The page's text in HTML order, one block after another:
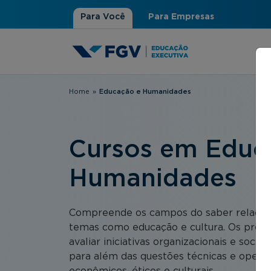
Para Você Para Empresas
Você está aqui
Home » Educação e Humanidades
Cursos em
Humanidades
Compreende os campos do saber
temas como educação e cultura. Os
avaliar iniciativas organizacionais e
para além das questões técnicas e